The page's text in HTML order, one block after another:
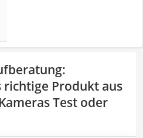
:
richtige Produkt aus
Test oder